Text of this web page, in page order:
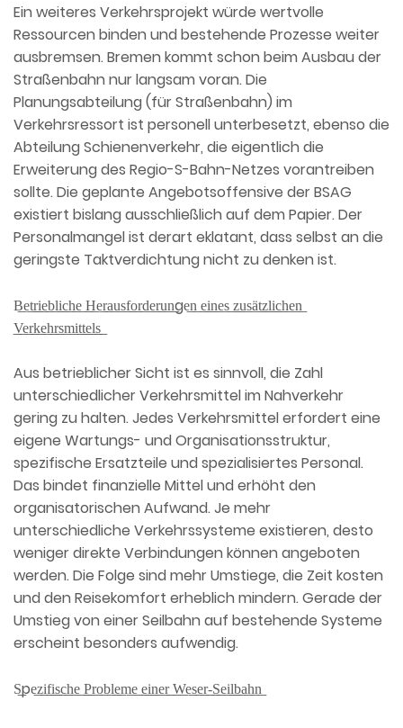
Ein weiteres Verkehrsprojekt würde wertvolle
Ressourcen binden und bestehende Prozesse weiter
ausbremsen. Bremen kommt schon beim Ausbau der
Straßenbahn nur langsam voran. Die
Planungsabteilung (für Straßenbahn) im
Verkehrsressort ist personell unterbesetzt, ebenso die
Abteilung Schienenverkehr, die eigentlich die
Erweiterung des Regio-S-Bahn-Netzes vorantreiben
sollte. Die geplante Angebotsoffensive der BSAG
existiert bislang ausschließlich auf dem Papier. Der
Personalmangel ist derart eklatant, dass selbst an die
geringste Taktverdichtung nicht zu denken ist.
B͟e͟t͟r͟i͟e͟b͟l͟i͟c͟h͟e͟ ͟H͟e͟r͟a͟u͟s͟f͟o͟r͟d͟e͟r͟u͟n͟ge͟n͟ ͟e͟i͟n͟e͟s͟ ͟z͟u͟s͟ä͟t͟z͟l͟i͟c͟h͟e͟n͟
͟V͟e͟r͟k͟e͟h͟r͟s͟m͟i͟t͟t͟e͟l͟s͟
Aus betrieblicher Sicht ist es sinnvoll, die Zahl
unterschiedlicher Verkehrsmittel im Nahverkehr
gering zu halten. Jedes Verkehrsmittel erfordert eine
eigene Wartungs- und Organisationsstruktur,
spezifische Ersatzteile und spezialisiertes Personal.
Das bindet finanzielle Mittel und erhöht den
organisatorischen Aufwand. Je mehr
unterschiedliche Verkehrssysteme existieren, desto
weniger direkte Verbindungen können angeboten
werden. Die Folge sind mehr Umstiege, die Zeit kosten
und den Reisekomfort erheblich mindern. Gerade der
Umstieg von einer Seilbahn auf bestehende Systeme
erscheint besonders aufwendig.
S͟pe͟z͟i͟f͟i͟s͟c͟h͟e͟ ͟P͟r͟o͟b͟l͟e͟m͟e͟ ͟e͟i͟n͟e͟r͟ ͟W͟e͟s͟e͟r͟-͟S͟e͟i͟l͟b͟a͟h͟n͟